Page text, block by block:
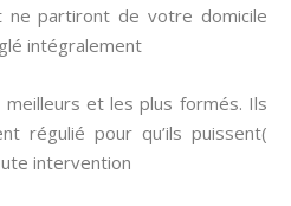
ne partiront de votre domicile
intégralement
et les plus formés. Ils
régulié pour qu’ils puissent(
intervention